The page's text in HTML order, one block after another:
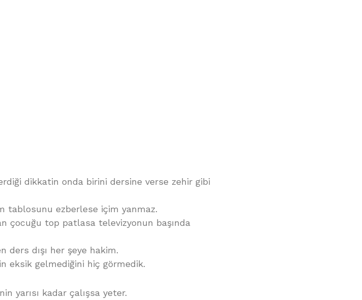
dikkatin onda birini dersine verse zehir gibi
tablosunu ezberlese içim yanmaz.
çocuğu top patlasa televizyonun başında
ders dışı her şeye hakim.
eksik gelmediğini hiç görmedik.
yarısı kadar çalışsa yeter.